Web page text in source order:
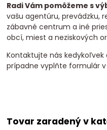
Radi Vám pomôžeme s
vašu agentúru, prevádzku,
zábavné centrum a iné
obcí, miest a neziskových
Kontaktujte nás
prípadne vyplňte formulár v
Tovar zaradený v